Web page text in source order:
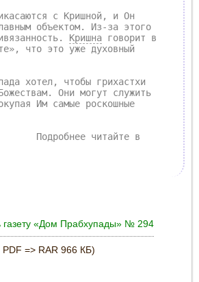
с Кришной, и Он
объектом. Из-за этого
Кришна говорит в
что это уже духовный
хотел, чтобы грихастхи
Они могут служить
Им самые роскошные
читайте в
газету «Дом Прабхупады» № 294
PDF => RAR 966 КБ)